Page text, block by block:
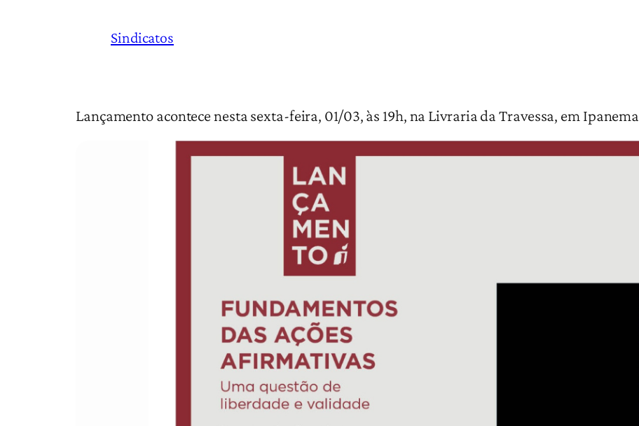
Sindicatos
Lançamento acontece nesta sexta-feira, 01/03, às 19h, na Livraria da Travessa, em Ipanema